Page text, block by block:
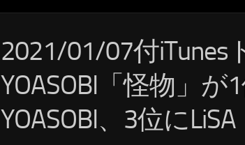
2021/01/07付iTunes
YOASOBI「怪物」が
YOASOBI、3位にLiSA